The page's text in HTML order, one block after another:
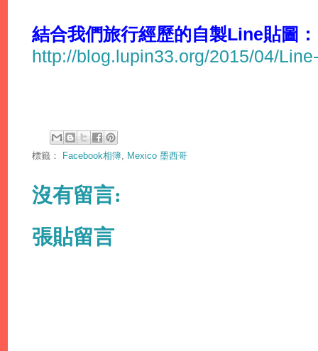
結合我們旅行經歷的自製Line貼圖：
http://blog.lupin33.org/2015/04/
標籤： Facebook相簿 Mexico 墨西哥
沒有留言:
張貼留言